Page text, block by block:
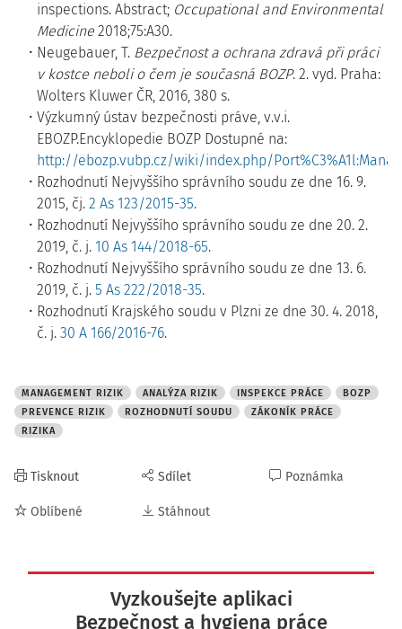
inspections. Abstract; Occupational and Environmental
Medicine 2018;75:A30.
Neugebauer, T. Bezpečnost a ochrana zdravá při práci
v kostce neboli o čem je současná BOZP. 2. vyd. Praha:
Wolters Kluwer ČR, 2016, 380 s.
Výzkumný ústav bezpečnosti práve, v.v.i.
EBOZP.Encyklopedie BOZP Dostupné na:
http://ebozp.vubp.cz/wiki/index.php/
Rozhodnutí Nejvyššího správního soudu ze dne 16. 9.
2015, čj. 2 As 123/2015-35.
Rozhodnutí Nejvyššího správního soudu ze dne 20. 2.
2019, č. j. 10 As 144/2018-65.
Rozhodnutí Nejvyššího správního soudu ze dne 13. 6.
2019, č. j. 5 As 222/2018-35.
Rozhodnutí Krajského soudu v Plzni ze dne 30. 4. 2018,
č. j. 30 A 166/2016-76.
MANAGEMENT RIZIK ANALÝZA RIZIK INSPEKCE PRÁCE
BOZP
PREVENCE RIZIK
ROZHODNUTÍ SOUDU
ZÁKONÍK PRÁCE
RIZIKA
Tisknout
Oblíbené
Sdílet
Stáhnout
Poznámka
Vyzkoušejte aplikaci
Bezpečnost a hygiena práce